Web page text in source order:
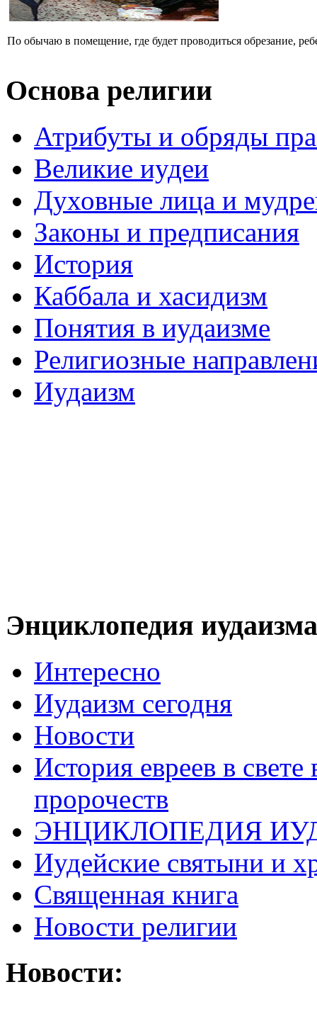
По обычаю в помещение, где будет проводиться обрезание,
Основа религии
Атрибуты и обряды
Великие иудеи
Духовные лица и
Законы и предписания
История
Каббала и хасидизм
Понятия в иудаизме
Религиозные
Иудаизм
Энциклопедия иудаизма
Интересно
Иудаизм сегодня
Новости
История евреев в
пророчеств
ЭНЦИКЛОПЕДИЯ
Иудейские святыни и
Священная книга
Новости религии
Новости: